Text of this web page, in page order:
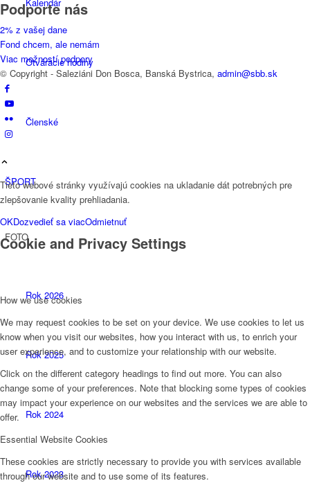
Otváracie hodiny
Členské
ŠPORT
FOTO
Rok 2026
Rok 2025
Rok 2024
Rok 2023
Podporte nás
2% z vašej dane
Fond chcem, ale nemám
Viac možností podpory
© Copyright - Saleziáni Don Bosca, Banská Bystrica, admin@sbb.sk
Tieto webové stránky využívajú cookies na ukladanie dát potrebných pre
zlepšovanie kvality prehliadania.
OKDozvedieť sa viacOdmietnuť
Cookie and Privacy Settings
How we use cookies
We may request cookies to be set on your device. We use cookies to let us
know when you visit our websites, how you interact with us, to enrich your
user experience, and to customize your relationship with our website.
Click on the different category headings to find out more. You can also
change some of your preferences. Note that blocking some types of cookies
may impact your experience on our websites and the services we are able to
offer.
Essential Website Cookies
These cookies are strictly necessary to provide you with services available
through our website and to use some of its features.